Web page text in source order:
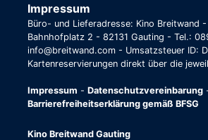
Impressum
Büro- und Lieferadresse: Kino Breitwand
Bahnhofplatz 2 - 82131 Gauting - Tel.:
info@breitwand.com - Umsatzsteuer ID:
Kartenreservierungen direkt über die
Impressum - Datenschutzvereinbarung
Barrierefreiheitserklärung gemäß BFSG
Kino Breitwand Gauting